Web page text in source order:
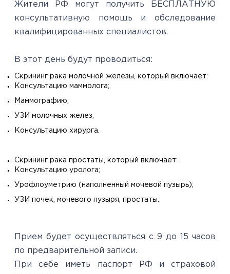
Жители РФ могут получить БЕСПЛАТНУЮ
консультативную помощь и обследование
квалифицированных специалистов.
В этот день будут проводиться:
Скрининг рака молочной железы, который включает:
Консультацию маммолога;
Маммографию;
УЗИ молочных желез;
Консультацию хирурга.
Скрининг рака простаты, который включает:
Консультацию уролога;
Урофлоуметрию (наполненный мочевой пузырь);
УЗИ почек, мочевого пузыря, простаты.
Прием будет осуществляться с 9 до 15 часов
по предварительной записи.
При себе иметь паспорт РФ и страховой